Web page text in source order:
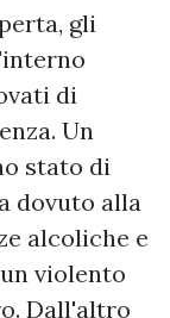
gli
di
Un
stato di
dovuto alla
alcoliche e
violento
Dall'altro